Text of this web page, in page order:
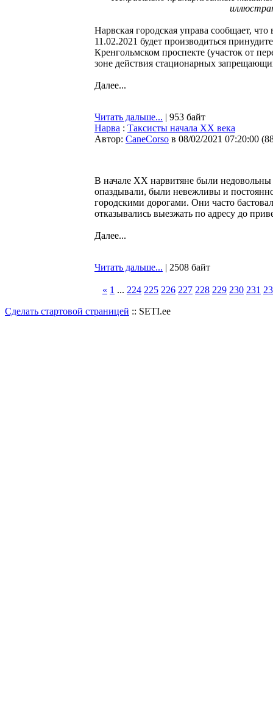
Нарвская городская управа сообщает,
11.02.2021 будет производиться
Кренгольмском проспекте (участок от
зоне действия стационарных
Далее...
Читать дальше... | 953 байт
Нарва : Таксисты начала XX века
Автор: CaneCorso в 08/02/2021 07:20:00 (
В начале XX нарвитяне были
опаздывали, были невежливы и
городскими дорогами. Они часто
отказывались выезжать по адресу до
Далее...
Читать дальше... | 2508 байт
« 1 ... 224 225 226 227 228 229 230 231
Сделать стартовой страницей :: SETI.ee